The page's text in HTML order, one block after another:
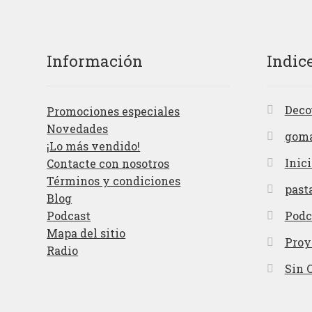
Información
Promociones especiales
Novedades
¡Lo más vendido!
Contacte con nosotros
Términos y condiciones
Blog
Podcast
Mapa del sitio
Radio
Sin